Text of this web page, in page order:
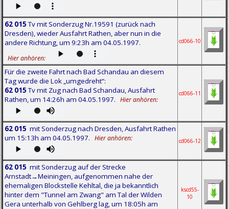
62 015Tv mit Sonderzug Nr.19591 (zurück nach
Dresden), wieder Ausfahrt Rathen, aber nun in die
andere Richtung, um 9:23h am 04.05.1997.
Hier anhören:
cd066-10
Für die zweite Fahrt nach Bad Schandau an diesem
Tag wurde die Lok „umgedreht“:
62 015Tv mit Zug nach Bad Schandau, Ausfahrt
Rathen, um 14:26h am 04.05.1997.
Hier anhören:
cd066-11
62 015 mit Sonderzug nach Dresden, Ausfahrt Rathen
um 15:13h am 04.05.1997.
Hier anhören: cd066-12
62 015 mit Sonderzug auf der Strecke
Arnstadt→Meiningen, aufgenommen nahe der
ehemaligen Blockstelle Kehltal, die ja bekanntlich
hinter dem "Tunnel am Zwang" am Tal der Wilden
Gera unterhalb von Gehlberg lag, um 18:05h am
kscd55-
10